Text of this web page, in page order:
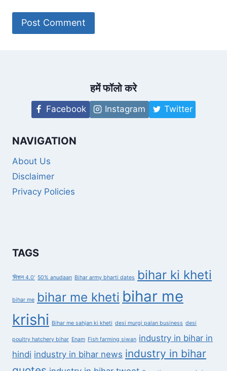
हमें फॉलो करे
Facebook Instagram Twitter
NAVIGATION
About Us
Disclaimer
Privacy Policies
TAGS
'मिशन 4.0' 50% anudaan Bihar army bharti dates bihar ki kheti
bihar me bihar me kheti bihar me
krishi Bihar me sahjan ki kheti desi murgi palan business desi
poultry hatchery bihar Enam Fish farming siwan industry in bihar in
hindi industry in bihar news industry in bihar